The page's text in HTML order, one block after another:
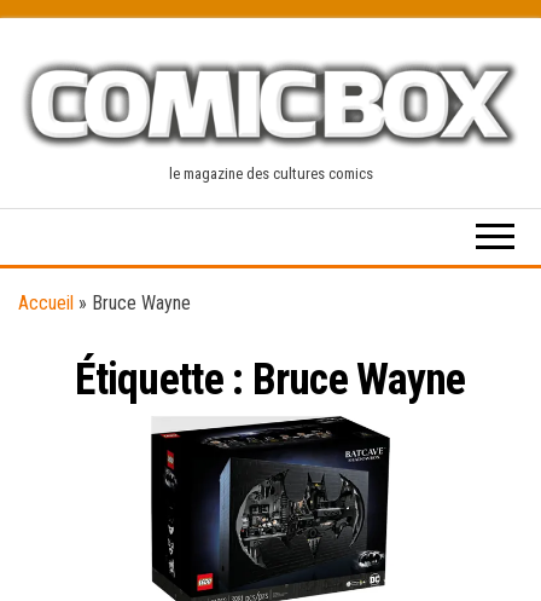
content
le magazine des cultures comics
Accueil » Bruce Wayne
Étiquette : Bruce Wayne